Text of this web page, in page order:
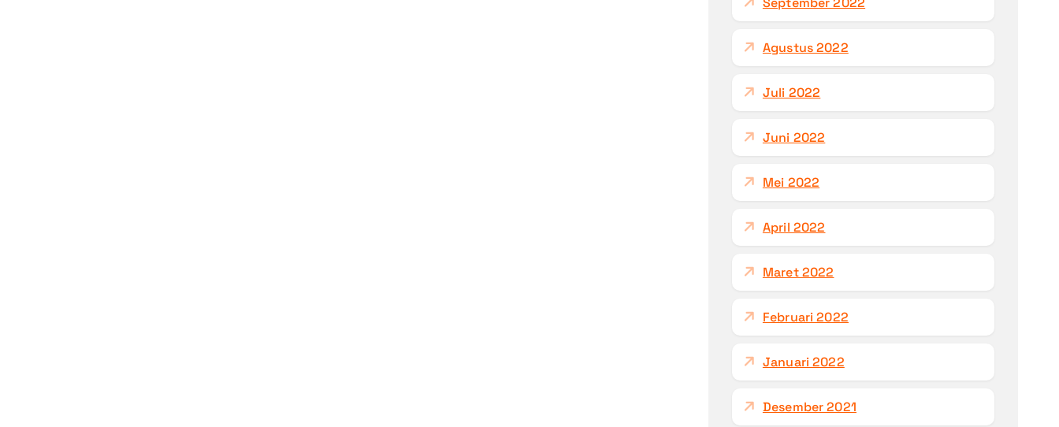
Agustus 2022
Juli 2022
Juni 2022
Mei 2022
April 2022
Maret 2022
Februari 2022
Januari 2022
Desember 2021